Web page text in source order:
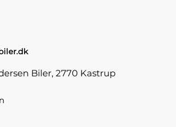
Biler, 2770 Kastrup